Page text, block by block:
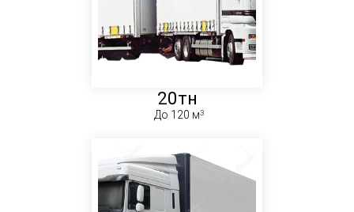
20тн
До 120 м